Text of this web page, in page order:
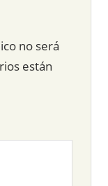
no será
están